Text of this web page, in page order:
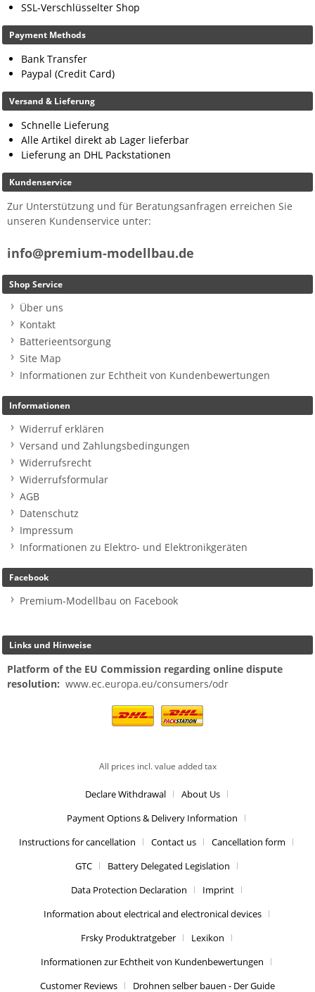
SSL-Verschlüsselter Shop
Payment Methods
Bank Transfer
Paypal (Credit Card)
Versand & Lieferung
Schnelle Lieferung
Alle Artikel direkt ab Lager lieferbar
Lieferung an DHL Packstationen
Kundenservice
Zur Unterstützung und für Beratungsanfragen erreichen Sie
unseren Kundenservice unter:
info@premium-modellbau.de
Shop Service
Über uns
Kontakt
Batterieentsorgung
Site Map
Informationen zur Echtheit von Kundenbewertungen
Informationen
Widerruf erklären
Versand und Zahlungsbedingungen
Widerrufsrecht
Widerrufsformular
AGB
Datenschutz
Impressum
Informationen zu Elektro- und Elektronikgeräten
Facebook
Premium-Modellbau on Facebook
Links und Hinweise
Platform of the EU Commission regarding online dispute
resolution: www.ec.europa.eu/consumers/odr
All prices incl. value added tax
Declare Withdrawal
About Us
Payment Options & Delivery Information
Instructions for cancellation
Contact us
Cancellation form
GTC
Battery Delegated Legislation
Data Protection Declaration
Imprint
Information about electrical and electronical devices
Frsky Produktratgeber
Lexikon
Informationen zur Echtheit von Kundenbewertungen
Customer Reviews
Drohnen selber bauen - Der Guide